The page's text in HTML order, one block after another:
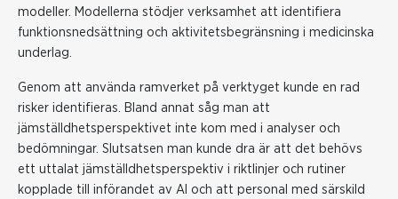
modeller. Modellerna stödjer verksamhet att identifiera
funktionsnedsättning och aktivitetsbegränsning i medicinska
underlag.
Genom att använda ramverket på verktyget kunde en rad
risker identifieras. Bland annat såg man att
jämställdhetsperspektivet inte kom med i analyser och
bedömningar. Slutsatsen man kunde dra är att det behövs
ett uttalat jämställdhetsperspektiv i riktlinjer och rutiner
kopplade till införandet av AI och att personal med särskild